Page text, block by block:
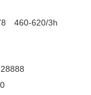
460-620/3h